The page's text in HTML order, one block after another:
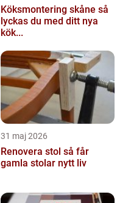
Köksmontering skåne så
lyckas du med ditt nya
kök...
31 maj 2026
Renovera stol så får
gamla stolar nytt liv